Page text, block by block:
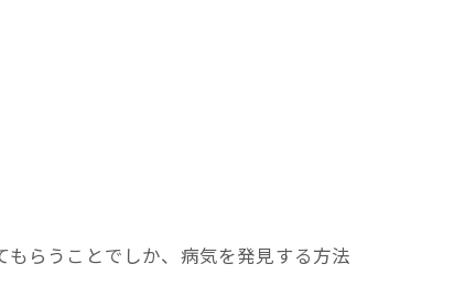
らうことでしか、病気を発見する方法